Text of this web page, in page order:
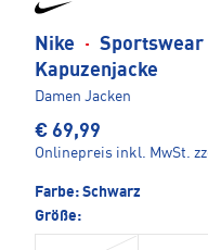
Nike · Sportswear
Kapuzenjacke
Damen Jacken
€ 69,99
Onlinepreis inkl. MwSt.
Farbe: Schwarz
Größe: